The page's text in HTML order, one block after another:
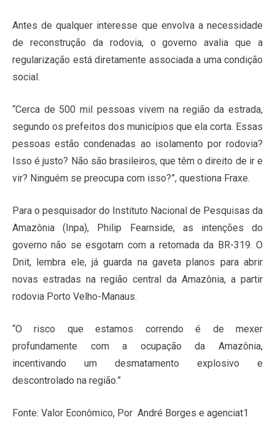
Antes de qualquer interesse que envolva a necessidade
de reconstrução da rodovia, o governo avalia que a
regularização está diretamente associada a uma condição
social.
“Cerca de 500 mil pessoas vivem na região da estrada,
segundo os prefeitos dos municípios que ela corta. Essas
pessoas estão condenadas ao isolamento por rodovia?
Isso é justo? Não são brasileiros, que têm o direito de ir e
vir? Ninguém se preocupa com isso?”, questiona Fraxe.
Para o pesquisador do Instituto Nacional de Pesquisas da
Amazônia (Inpa), Philip Fearnside, as intenções do
governo não se esgotam com a retomada da BR-319. O
Dnit, lembra ele, já guarda na gaveta planos para abrir
novas estradas na região central da Amazônia, a partir
rodovia Porto Velho-Manaus.
“O risco que estamos correndo é de mexer
profundamente com a ocupação da Amazônia,
incentivando um desmatamento explosivo e
descontrolado na região.”
Fonte: Valor Econômico, Por André Borges e agenciat1